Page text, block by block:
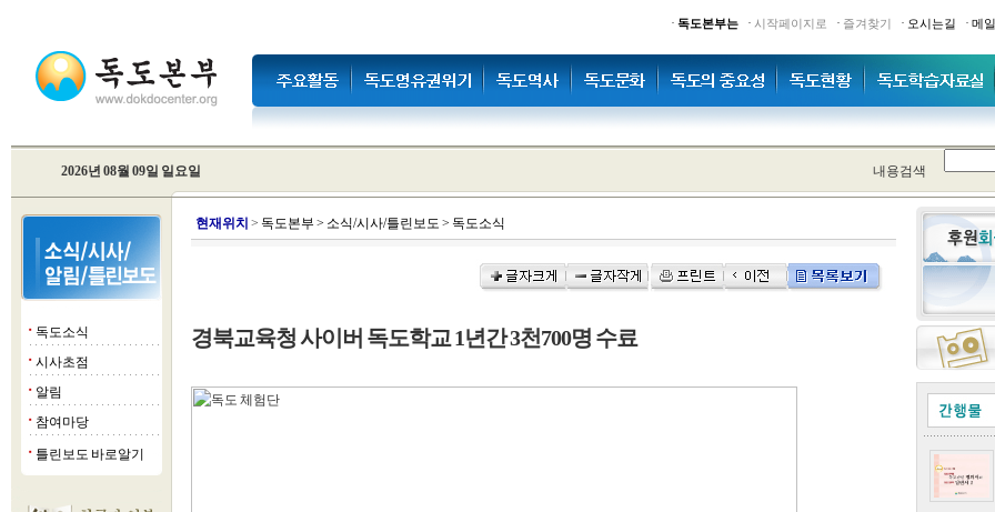
· 독도본부는 · 시작페이지로 · 즐겨찾기 · 오시는길 · 메
2026년 08월 09일 일요일 내용검색
■ 독도소식
■ 시사초점
■ 알림
■ 참여마당
■ 틀린보도 바로알기
현재위치 > 독도본부 > 소식/시사/틀린보도 > 독도소식
경북교육청 사이버 독도학교 1년간 3천700명 수료